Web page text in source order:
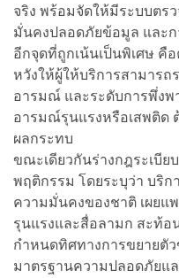
จริง พร้อมจัดให้มีระบบตร
มั่นคงปลอดภัยข้อมูล และ
อีกจุดที่ถูกเน้นเป็นพิเศษ คื
หวังให้ผู้ให้บริการสามารถ
อารมณ์ และระดับการพึ่งพ
อารมณ์รุนแรงหรือเสพติด
ผลกระทบ
ขณะเดียวกันร่างกฎระเบีย
พฤติกรรม โดยระบุว่า บริก
ความมั่นคงของชาติ เผยแ
รุนแรงและสื่อลามก สะท้อ
กำหนดทิศทางการขยายตั
มาตรฐานความปลอดภัยแ